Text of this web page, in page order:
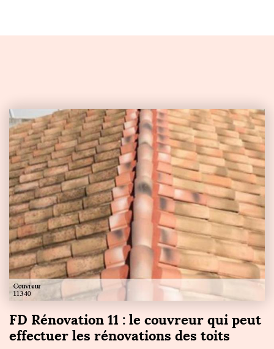
FD Rénovation 11 : le couvreur qui peut
effectuer les rénovations des toits